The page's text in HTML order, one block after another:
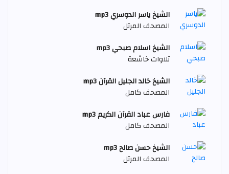
الشيخ ياسر الدوسري mp3
المصحف المرتل
الشيخ اسلام صبحي mp3
تلاوات خاشعة
الشيخ خالد الجليل القرآن mp3
المصحف كامل
فارس عباد القرآن الكريم mp3
المصحف كامل
الشيخ حسن صالح mp3
المصحف المرتل